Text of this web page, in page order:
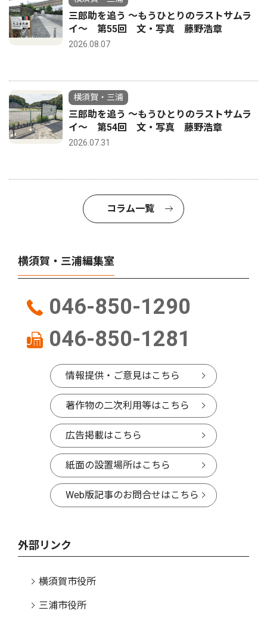
三郎助を追う 〜もうひとりのラストサムラ
イ〜 第55回 文・写真 藤野浩章
2026.08.07
横須賀・三浦
三郎助を追う 〜もうひとりのラストサムラ
イ〜 第54回 文・写真 藤野浩章
2026.07.31
コラム一覧
横須賀・三浦編集室
046-850-1290
046-850-1281
情報提供・ご意見はこちら
著作物の二次利用等はこちら
広告掲載はこちら
紙面の設置場所はこちら
Web版記事のお問合せはこちら
外部リンク
横須賀市役所
三浦市役所